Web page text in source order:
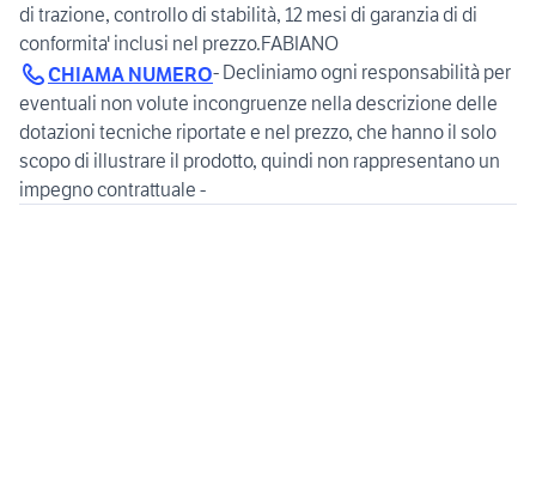
di trazione, controllo di stabilità, 12 mesi di garanzia di di
conformita' inclusi nel prezzo.FABIANO
CHIAMA NUMERO- Decliniamo ogni responsabilità per
eventuali non volute incongruenze nella descrizione delle
dotazioni tecniche riportate e nel prezzo, che hanno il solo
scopo di illustrare il prodotto, quindi non rappresentano un